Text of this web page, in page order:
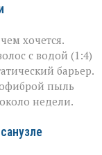
хочется.
с водой (1:4)
барьер.
пыль
недели.